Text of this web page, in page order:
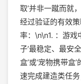
取’并非一蹴而就
经过验证的有效
率：\n\n1. ：游戏
子’最稳定、最安
盒’或‘宠物携带
速完成建造类任